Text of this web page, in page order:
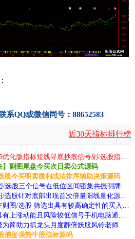
：
系QQ或微信同号：88652583
近30天指标排行榜
副图尾盘今买次日卖公式源码
股今买明卖微利战法排序辅助决策源码
捕捉强势牛股指标源码